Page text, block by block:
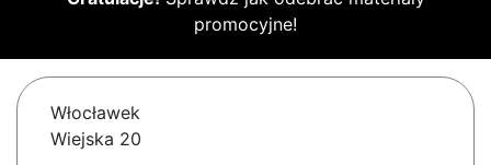
promocyjne!
Włocławek
Wiejska 20